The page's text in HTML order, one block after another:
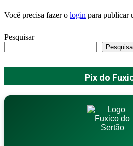
Você precisa fazer o login para publicar
Pesquisar
Pix do